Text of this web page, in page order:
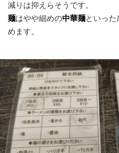
減りは抑えらそうです。
麺はやや細めの中華麺といった
めます。